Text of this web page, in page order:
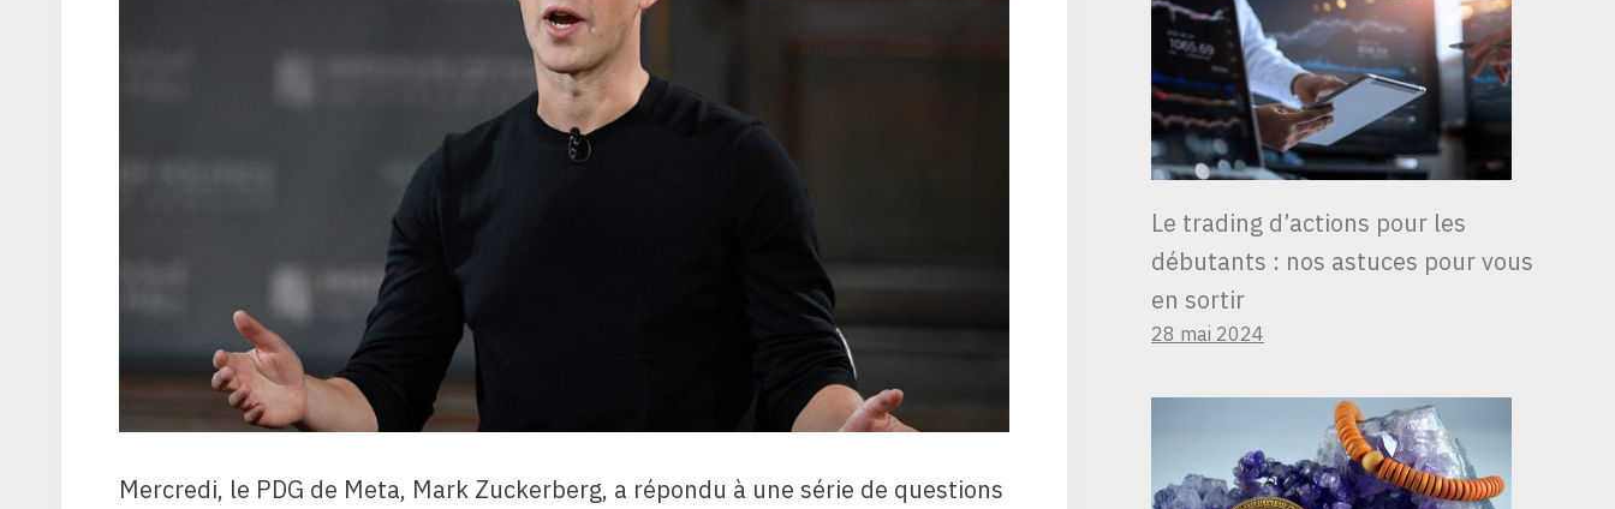
Mercredi, le PDG de Meta, Mark Zuckerberg, a répondu à une série de questions
Le trading d’actions pour les
débutants : nos astuces pour vous
en sortir
28 mai 2024